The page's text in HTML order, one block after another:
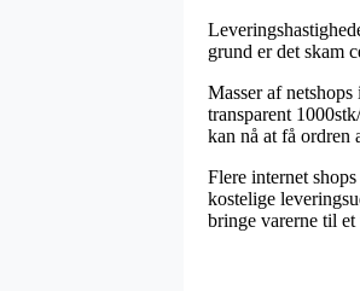
grund er det skam
Masser af
transparent
kan nå at få ordren
Flere internet
kostelige
bringe varerne til et